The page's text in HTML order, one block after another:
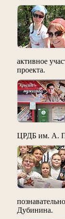
активное
проекта.
ЦРДБ им. А.
Дубинина.